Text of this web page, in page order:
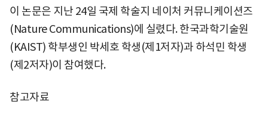
이 논문은 지난 24일 국제 학술지 네이처 커뮤니케이션즈
(Nature Communications)에 실렸다. 한국과학기술원
(KAIST) 학부생인 박세호 학생(제1저자)과 하석민 학생
(제2저자)이 참여했다.
참고자료